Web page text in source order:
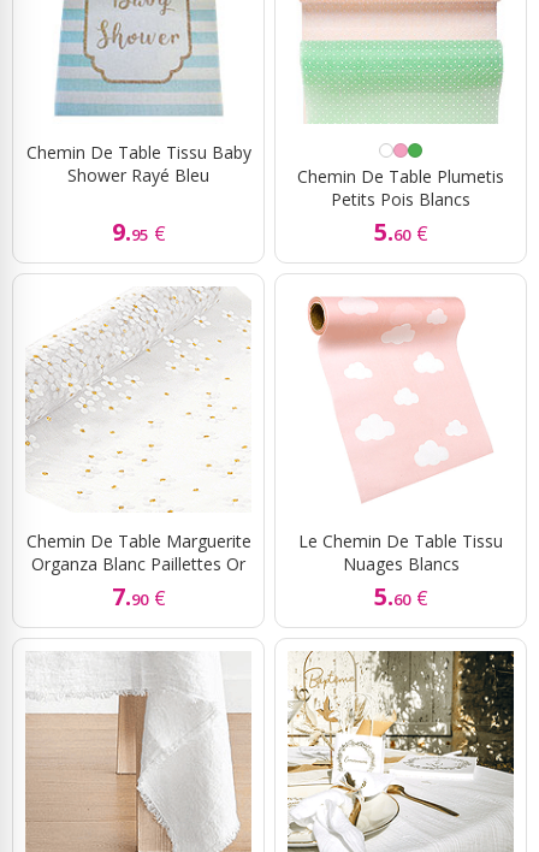
Chemin De Table Tissu Baby
Shower Rayé Bleu
9.95 €
Chemin De Table Plumetis
Petits Pois Blancs
5.60 €
Chemin De Table Marguerite
Organza Blanc Paillettes Or
7.90 €
Le Chemin De Table Tissu
Nuages Blancs
5.60 €